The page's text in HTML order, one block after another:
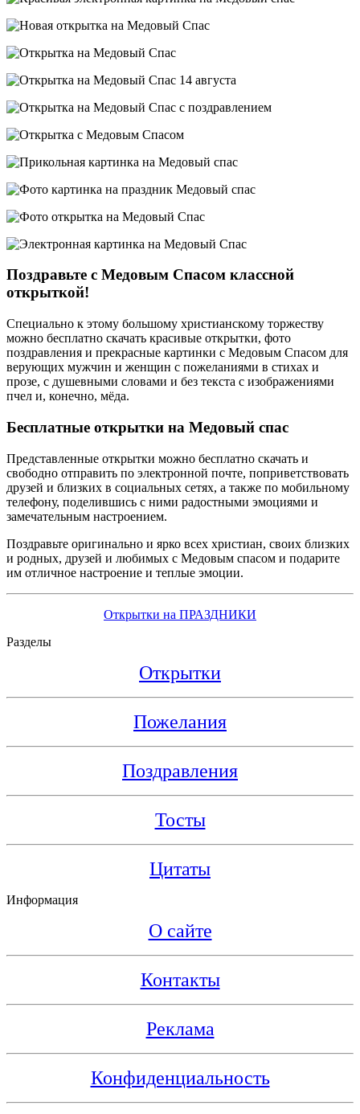
Поздравьте с Медовым Спасом классной
открыткой!
Специально к этому большому христианскому торжеству
можно бесплатно скачать красивые открытки, фото
поздравления и прекрасные картинки с Медовым Спасом для
верующих мужчин и женщин с пожеланиями в стихах и
прозе, с душевными словами и без текста с изображениями
пчел и, конечно, мёда.
Бесплатные открытки на Медовый спас
Представленные открытки можно бесплатно скачать и
свободно отправить по электронной почте, поприветствовать
друзей и близких в социальных сетях, а также по мобильному
телефону, поделившись с ними радостными эмоциями и
замечательным настроением.
Поздравьте оригинально и ярко всех христиан, своих близких
и родных, друзей и любимых с Медовым спасом и подарите
им отличное настроение и теплые эмоции.
Открытки на ПРАЗДНИКИ
Разделы
Открытки
Пожелания
Поздравления
Тосты
Цитаты
Информация
О сайте
Контакты
Реклама
Конфиденциальность